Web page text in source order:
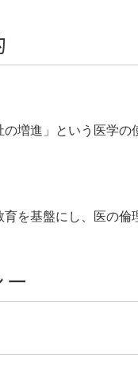
増進」という医学の
を基盤にし、医の